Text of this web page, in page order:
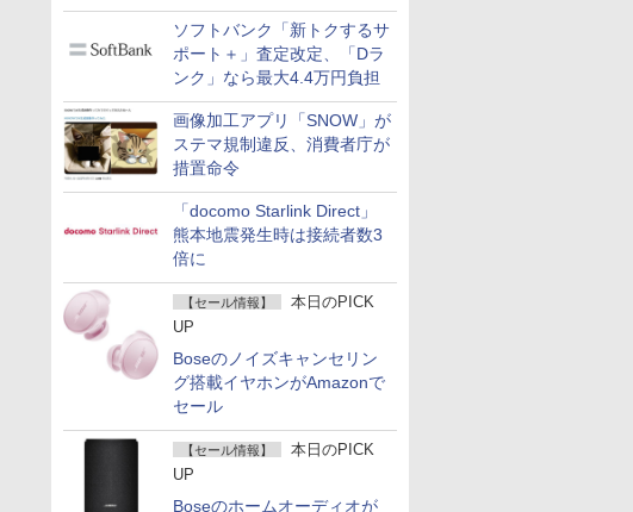
400万契約突破
ソフトバンク「新トクするサ
ポート＋」査定改定、「Dラ
ンク」なら最大4.4万円負担
画像加工アプリ「SNOW」が
ステマ規制違反、消費者庁が
措置命令
「docomo Starlink Direct」
熊本地震発生時は接続者数3
倍に
【セール情報】
本日のPICK
UP
Boseのノイズキャンセリン
グ搭載イヤホンがAmazonで
セール
【セール情報】
本日のPICK
UP
Boseのホームオーディオが